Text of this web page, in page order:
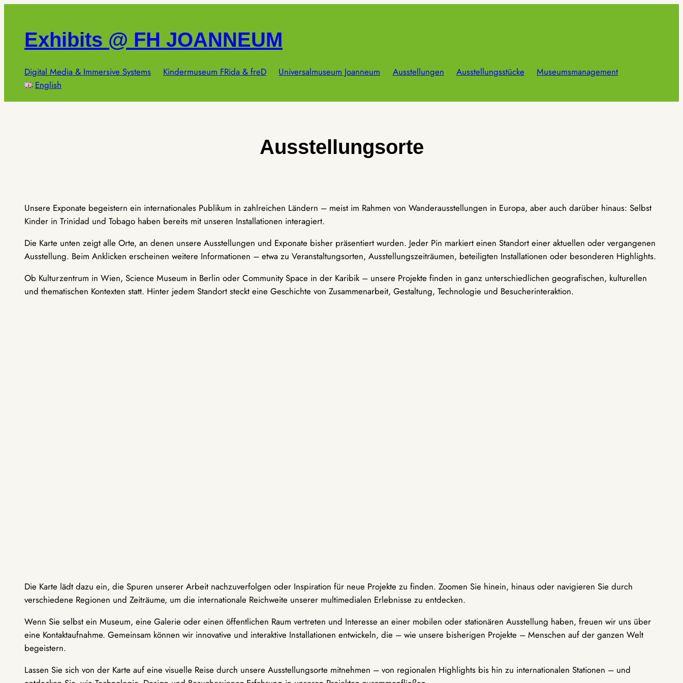
springenExhibits @ FH JOANNEUM
Digital Media & Immersive Systems Kindermuseum FRida & freD Universalmuseum Joanneum Ausstellungen Ausstellungsstücke
Museumsmanagement
English
Ausstellungsorte
Unsere Exponate begeistern ein internationales Publikum in zahlreichen Ländern – meist im Rahmen von Wanderausstellungen in Europa, aber auch darüber hinaus: Selbst
Kinder in Trinidad und Tobago haben bereits mit unseren Installationen interagiert.
Die Karte unten zeigt alle Orte, an denen unsere Ausstellungen und Exponate bisher präsentiert wurden. Jeder Pin markiert einen Standort einer aktuellen oder vergangenen
Ausstellung. Beim Anklicken erscheinen weitere Informationen – etwa zu Veranstaltungsorten, Ausstellungszeiträumen, beteiligten Installationen oder besonderen Highlights.
Ob Kulturzentrum in Wien, Science Museum in Berlin oder Community Space in der Karibik – unsere Projekte finden in ganz unterschiedlichen geografischen, kulturellen
und thematischen Kontexten statt. Hinter jedem Standort steckt eine Geschichte von Zusammenarbeit, Gestaltung, Technologie und Besucherinteraktion.
Die Karte lädt dazu ein, die Spuren unserer Arbeit nachzuverfolgen oder Inspiration für neue Projekte zu finden. Zoomen Sie hinein, hinaus oder navigieren Sie durch
verschiedene Regionen und Zeiträume, um die internationale Reichweite unserer multimedialen Erlebnisse zu entdecken.
Wenn Sie selbst ein Museum, eine Galerie oder einen öffentlichen Raum vertreten und Interesse an einer mobilen oder stationären Ausstellung haben, freuen wir uns über
eine Kontaktaufnahme. Gemeinsam können wir innovative und interaktive Installationen entwickeln, die – wie unsere bisherigen Projekte – Menschen auf der ganzen Welt
begeistern.
Lassen Sie sich von der Karte auf eine visuelle Reise durch unsere Ausstellungsorte mitnehmen – von regionalen Highlights bis hin zu internationalen Stationen – und